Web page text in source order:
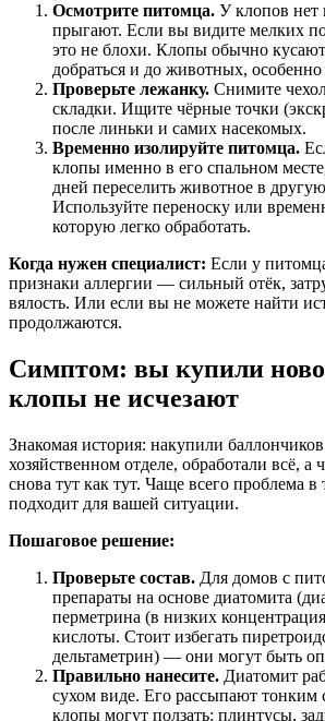
Осмотрите питомца. У клопов нет
прыгают. Если вы видите мелких
это не блохи. Клопы обычно
добраться и до животных,
Проверьте лежанку. Снимите
складки. Ищите чёрные точки
после линьки и самих насекомых.
Временно изолируйте питомца.
клопы именно в его спальном
дней переселить животное в
Используйте переноску или
которую легко обработать.
Когда нужен специалист: Если у
признаки аллергии — сильный отёк,
вялость. Или если вы не можете найти
продолжаются.
Симптом: вы купили
клопы не исчезают
Знакомая история: накупили
хозяйственном отделе, обработали всё, а
снова тут как тут. Чаще всего проблема в
подходит для вашей ситуации.
Пошаговое решение:
Проверьте состав. Для домов с
препараты на основе диатомита
перметрина (в низких
кислоты. Стоит избегать
дельтаметрин) — они могут быть
Правильно нанесите. Диатомит
сухом виде. Его рассыпают тонким
клопы могут ползать: плинтусы,